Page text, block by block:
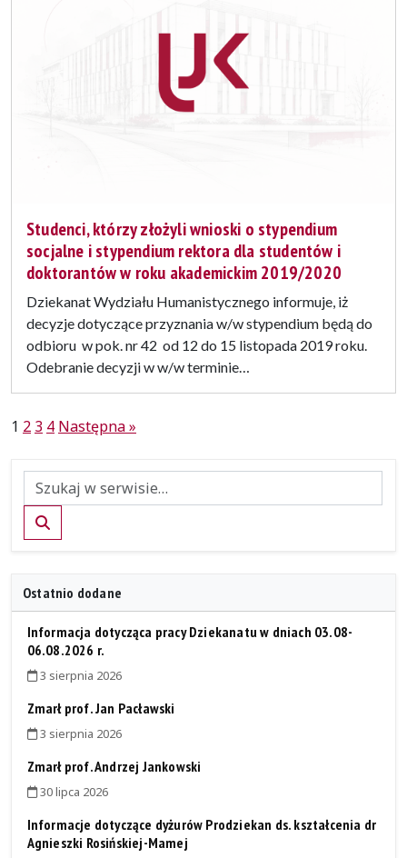
Studenci, którzy złożyli wnioski o stypendium
socjalne i stypendium rektora dla studentów i
doktorantów w roku akademickim 2019/2020
Dziekanat Wydziału Humanistycznego informuje, iż
decyzje dotyczące przyznania w/w stypendium będą do
odbioru w pok. nr 42 od 12 do 15 listopada 2019 roku.
Odebranie decyzji w w/w terminie…
Stronicowanie
1 2 3 4 Następna »
Szukaj
Ostatnio dodane
Informacja dotycząca pracy Dziekanatu w dniach 03.08-
06.08.2026 r.
3 sierpnia 2026
Zmarł prof. Jan Pacławski
3 sierpnia 2026
Zmarł prof. Andrzej Jankowski
30 lipca 2026
Informacje dotyczące dyżurów Prodziekan ds. kształcenia dr
Agnieszki Rosińskiej-Mamej